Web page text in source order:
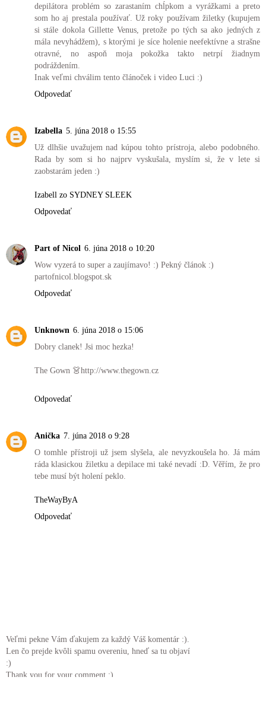
depilátora problém so zarastaním chĺpkom a vyrážkami a preto
som ho aj prestala používať. Už roky používam žiletky (kupujem
si stále dokola Gillette Venus, pretože po tých sa ako jedných z
mála nevyhádžem), s ktorými je síce holenie neefektívne a strašne
otravné, no aspoň moja pokožka takto netrpí žiadnym
podráždením.
Inak veľmi chválim tento článoček i video Luci :)
Odpovedať
Izabella 5. júna 2018 o 15:55
Už dlhšie uvažujem nad kúpou tohto prístroja, alebo podobného.
Rada by som si ho najprv vyskušala, myslím si, že v lete si
zaobstarám jeden :)
Izabell zo SYDNEY SLEEK
Odpovedať
Part of Nicol 6. júna 2018 o 10:20
Wow vyzerá to super a zaujímavo! :) Pekný článok :)
partofnicol.blogspot.sk
Odpovedať
Unknown 6. júna 2018 o 15:06
Dobry clanek! Jsi moc hezka!
The Gown 👗http://www.thegown.cz
Odpovedať
Anička 7. júna 2018 o 9:28
O tomhle přístroji už jsem slyšela, ale nevyzkoušela ho. Já mám
ráda klasickou žiletku a depilace mi také nevadí :D. Věřím, že pro
tebe musí být holení peklo.
TheWayByA
Odpovedať
Veľmi pekne Vám ďakujem za každý Váš komentár :).
Len čo prejde kvôli spamu overeniu, hneď sa tu objaví
:)
Thank you for your comment :)